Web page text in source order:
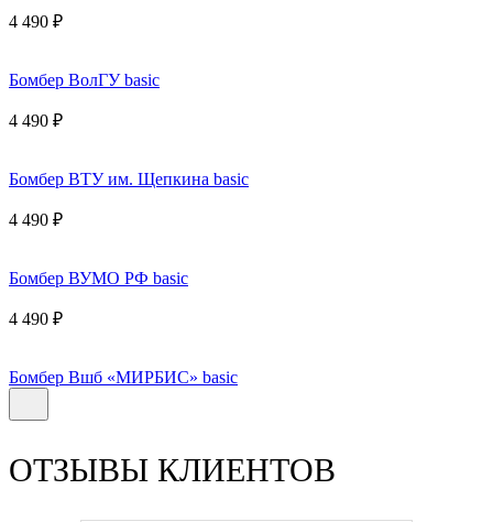
4 490 ₽
Бомбер ВолГУ basic
4 490 ₽
Бомбер ВТУ им. Щепкина basic
4 490 ₽
Бомбер ВУМО РФ basic
4 490 ₽
Бомбер Вшб «МИРБИС» basic
ОТЗЫВЫ КЛИЕНТОВ